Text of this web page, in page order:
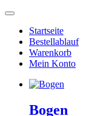
Startseite
Bestellablauf
Warenkorb
Mein Konto
Bogen